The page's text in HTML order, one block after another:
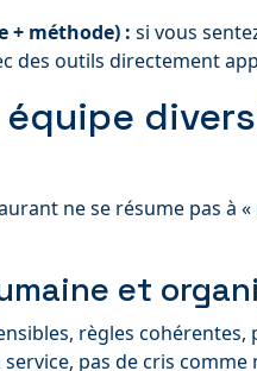
+ méthode) : si vous
des outils directement
ne se résume pas à
et
règles cohérentes,
service, pas de cris